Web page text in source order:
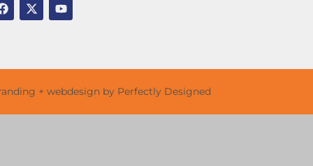
+ webdesign by Perfectly Designed